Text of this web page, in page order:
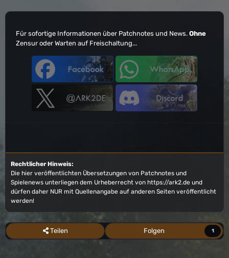
Für sofortige Informationen über Patchnotes und News. Ohne
Zensur oder Warten auf Freischaltung...
Rechtlicher Hinweis:
Die hier veröffentlichten Übersetzungen von Patchnotes und
Spielenews unterliegen dem Urheberrecht von https://ark2.de und
dürfen daher NUR mit Quellenangabe auf anderen Seiten veröffentlicht
werden!
Teilen Folgen 1